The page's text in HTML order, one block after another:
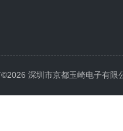
©2026 深圳市京都玉崎电子有